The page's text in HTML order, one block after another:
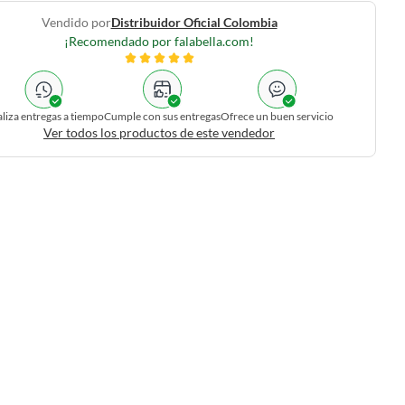
Vendido porDistribuidor Oficial Colombia
¡Recomendado por falabella.com!
entregas a tiempoCumple con sus entregasOfrece un buen servicio
Ver todos los productos de este vendedor